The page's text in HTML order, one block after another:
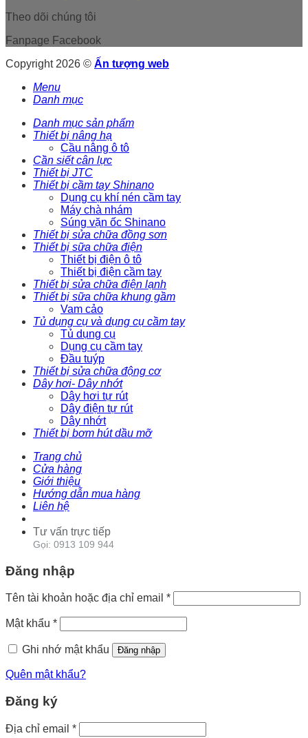
Theo dõi chúng tôi
Fanpage Facebook
Copyright 2026 © Ấn tượng web
Menu
Danh mục
Danh mục sản phẩm
Thiết bị nâng hạ
Cầu nâng ô tô
Cần siết cân lực
Thiết bị JTC
Thiết bị cầm tay Shinano
Dụng cụ khí nén cầm tay
Máy chà nhám
Súng vặn ốc Shinano
Thiết bị sửa chữa đồng sơn
Thiết bị sữa chữa điện
Thiết bị điện ô tô
Thiết bị điện cầm tay
Thiết bị sửa chữa điện lạnh
Thiết bị sữa chữa khung gầm
Vam cảo
Tủ dụng cụ và dụng cụ cầm tay
Tủ dụng cụ
Dụng cụ cầm tay
Đầu tuýp
Thiết bị sửa chữa động cơ
Dây hơi- Dây nhớt
Dây hơi tự rút
Dây điện tự rút
Dây nhớt
Thiết bị bơm hút dầu mỡ
Trang chủ
Cửa hàng
Giới thiệu
Hướng dẫn mua hàng
Liên hệ
Tư vấn trực tiếp
Gọi: 0913 109 944
Đăng nhập
Tên tài khoản hoặc địa chỉ email *
Mật khẩu *
Ghi nhớ mật khẩu Đăng nhập
Quên mật khẩu?
Đăng ký
Địa chỉ email *